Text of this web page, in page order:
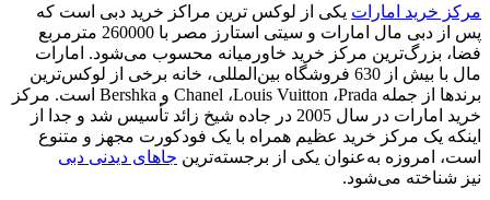
مرکز خرید امارات یکی از لوکس ترین مراکز خرید دبی است که
پس از دبی مال امارات و سیتی استارز مصر با 260000 مترمربع
فضا، بزرگ‌ترین مرکز خرید خاورمیانه محسوب می‌شود. امارات
مال با بیش از 630 فروشگاه بین‌المللی، خانه‌ برخی از لوکس‌ترین
برندها از جمله Chanel ،Louis Vuitton ،Prada و Bershka است. مرکز
خرید امارات در سال 2005 در جاده شیخ زائد تأسیس شد و جدا از
اینکه یک مرکز خرید عظیم همراه با یک فودکورت مجهز و متنوع
است، امروزه به‌عنوان یکی از برجسته‌ترین جاهای دیدنی دبی
نیز شناخته می‌شود.